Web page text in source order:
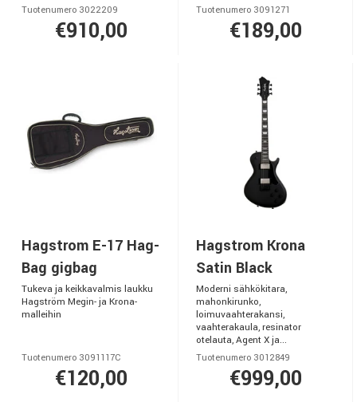
Tuotenumero 3022209
€910,00
Tuotenumero 3091271
€189,00
Hagstrom E-17 Hag-
Bag gigbag
Tukeva ja keikkavalmis laukku
Hagström Megin- ja Krona-
malleihin
Tuotenumero 3091117C
€120,00
Hagstrom Krona
Satin Black
Moderni sähkökitara,
mahonkirunko,
loimuvaahterakansi,
vaahterakaula, resinator
otelauta, Agent X ja...
Tuotenumero 3012849
€999,00